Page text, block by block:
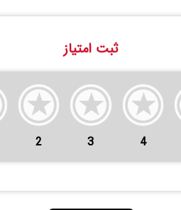
ثبت امتیاز
2 3 4